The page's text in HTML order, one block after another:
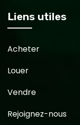
Liens utiles
Acheter
Louer
Vendre
Rejoignez-nous